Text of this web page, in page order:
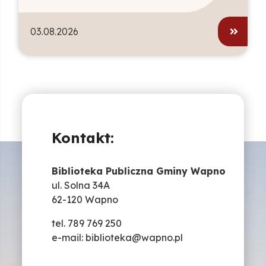
03.08.2026
Kontakt:
Biblioteka Publiczna Gminy Wapno
ul. Solna 34A
62-120 Wapno
tel. 789 769 250
e-mail: biblioteka@wapno.pl